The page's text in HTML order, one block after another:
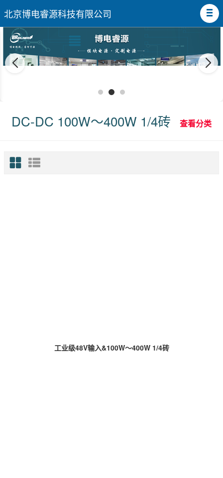
北京博电睿源科技有限公司
查看分类
DC-DC 100W～400W 1/4砖
工业级48V输入&100W～400W 1/4砖